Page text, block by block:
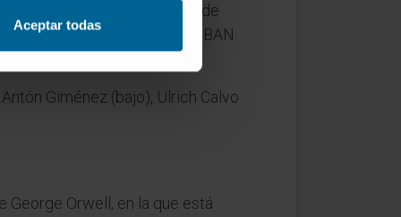
Aceptar todas
Navascués, profesor de
de la cuenta de Helpify (IBAN
Giménez (bajo), Ulrich Calvo
George Orwell, en la que está